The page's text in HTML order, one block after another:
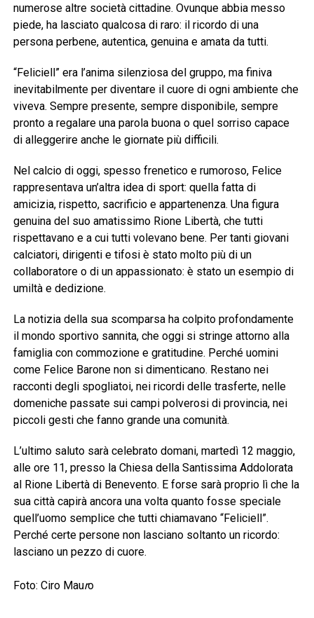
numerose altre società cittadine. Ovunque abbia messo
piede, ha lasciato qualcosa di raro: il ricordo di una
persona perbene, autentica, genuina e amata da tutti.
“Feliciell” era l’anima silenziosa del gruppo, ma finiva
inevitabilmente per diventare il cuore di ogni ambiente che
viveva. Sempre presente, sempre disponibile, sempre
pronto a regalare una parola buona o quel sorriso capace
di alleggerire anche le giornate più difficili.
Nel calcio di oggi, spesso frenetico e rumoroso, Felice
rappresentava un’altra idea di sport: quella fatta di
amicizia, rispetto, sacrificio e appartenenza. Una figura
genuina del suo amatissimo Rione Libertà, che tutti
rispettavano e a cui tutti volevano bene. Per tanti giovani
calciatori, dirigenti e tifosi è stato molto più di un
collaboratore o di un appassionato: è stato un esempio di
umiltà e dedizione.
La notizia della sua scomparsa ha colpito profondamente
il mondo sportivo sannita, che oggi si stringe attorno alla
famiglia con commozione e gratitudine. Perché uomini
come Felice Barone non si dimenticano. Restano nei
racconti degli spogliatoi, nei ricordi delle trasferte, nelle
domeniche passate sui campi polverosi di provincia, nei
piccoli gesti che fanno grande una comunità.
L’ultimo saluto sarà celebrato domani, martedì 12 maggio,
alle ore 11, presso la Chiesa della Santissima Addolorata
al Rione Libertà di Benevento. E forse sarà proprio lì che la
sua città capirà ancora una volta quanto fosse speciale
quell’uomo semplice che tutti chiamavano “Feliciell”.
Perché certe persone non lasciano soltanto un ricordo:
lasciano un pezzo di cuore.
Foto: Ciro Mauro